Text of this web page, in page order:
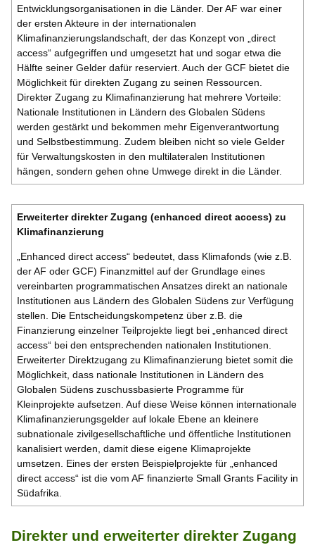
Entwicklungsorganisationen in die Länder. Der AF war einer
der ersten Akteure in der internationalen
Klimafinanzierungslandschaft, der das Konzept von „direct
access“ aufgegriffen und umgesetzt hat und sogar etwa die
Hälfte seiner Gelder dafür reserviert. Auch der GCF bietet die
Möglichkeit für direkten Zugang zu seinen Ressourcen.
Direkter Zugang zu Klimafinanzierung hat mehrere Vorteile:
Nationale Institutionen in Ländern des Globalen Südens
werden gestärkt und bekommen mehr Eigenverantwortung
und Selbstbestimmung. Zudem bleiben nicht so viele Gelder
für Verwaltungskosten in den multilateralen Institutionen
hängen, sondern gehen ohne Umwege direkt in die Länder.
Erweiterter direkter Zugang (enhanced direct access) zu
Klimafinanzierung
„Enhanced direct access“ bedeutet, dass Klimafonds (wie z.B.
der AF oder GCF) Finanzmittel auf der Grundlage eines
vereinbarten programmatischen Ansatzes direkt an nationale
Institutionen aus Ländern des Globalen Südens zur Verfügung
stellen. Die Entscheidungskompetenz über z.B. die
Finanzierung einzelner Teilprojekte liegt bei „enhanced direct
access“ bei den entsprechenden nationalen Institutionen.
Erweiterter Direktzugang zu Klimafinanzierung bietet somit die
Möglichkeit, dass nationale Institutionen in Ländern des
Globalen Südens zuschussbasierte Programme für
Kleinprojekte aufsetzen. Auf diese Weise können internationale
Klimafinanzierungsgelder auf lokale Ebene an kleinere
subnationale zivilgesellschaftliche und öffentliche Institutionen
kanalisiert werden, damit diese eigene Klimaprojekte
umsetzen. Eines der ersten Beispielprojekte für „enhanced
direct access“ ist die vom AF finanzierte Small Grants Facility in
Südafrika.
Direkter und erweiterter direkter Zugang